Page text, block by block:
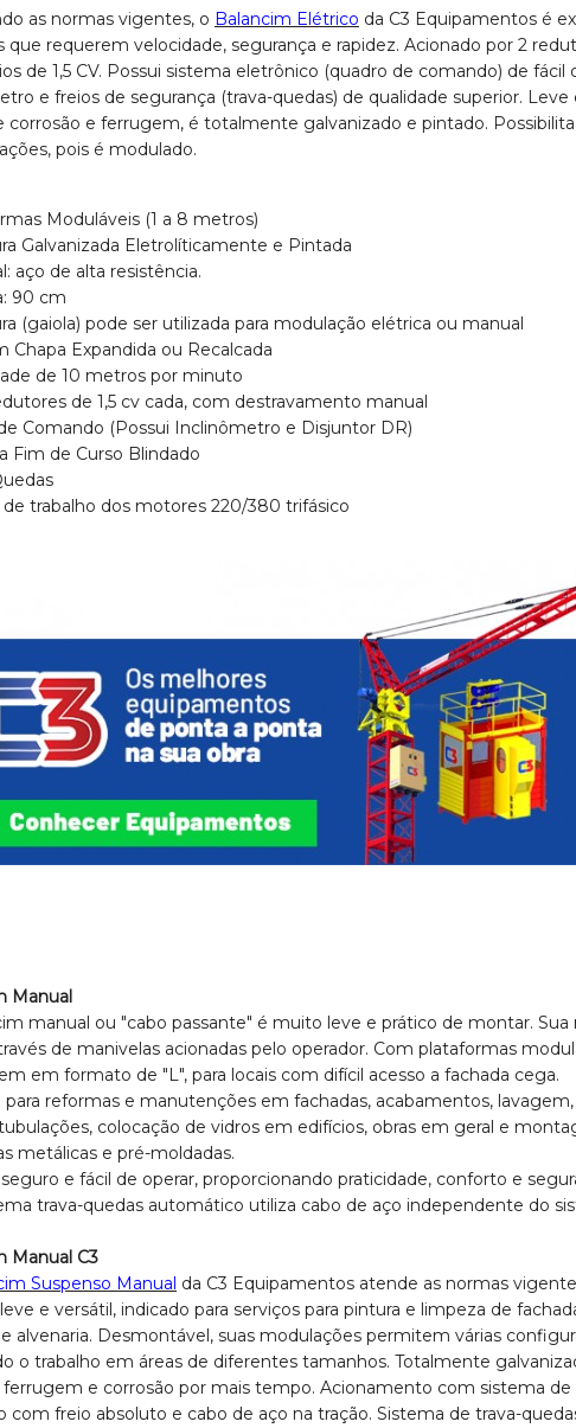
as normas vigentes, o Balancim Elétrico da C3 Equipamentos é
que requerem velocidade, segurança e rapidez. Acionado por 2
de 1,5 CV. Possui sistema eletrônico (quadro de comando) de fácil
e freios de segurança (trava-quedas) de qualidade superior. Leve
corrosão e ferrugem, é totalmente galvanizado e pintado.
pois é modulado.
Moduláveis (1 a 8 metros)
Galvanizada Eletrolíticamente e Pintada
aço de alta resistência.
90 cm
(gaiola) pode ser utilizada para modulação elétrica ou manual
Chapa Expandida ou Recalcada
de 10 metros por minuto
de 1,5 cv cada, com destravamento manual
Comando (Possui Inclinômetro e Disjuntor DR)
Fim de Curso Blindado
de trabalho dos motores 220/380 trifásico
Manual
manual ou "cabo passante" é muito leve e prático de montar.
de manivelas acionadas pelo operador. Com plataformas
em formato de "L", para locais com difícil acesso a fachada cega.
para reformas e manutenções em fachadas, acabamentos,
colocação de vidros em edifícios, obras em geral e
metálicas e pré-moldadas.
e fácil de operar, proporcionando praticidade, conforto e
trava-quedas automático utiliza cabo de aço independente do
Manual C3
Suspenso Manual da C3 Equipamentos atende as normas
e versátil, indicado para serviços para pintura e limpeza de
alvenaria. Desmontável, suas modulações permitem várias
o trabalho em áreas de diferentes tamanhos. Totalmente
ferrugem e corrosão por mais tempo. Acionamento com sistema de
com freio absoluto e cabo de aço na tração. Sistema de trava-